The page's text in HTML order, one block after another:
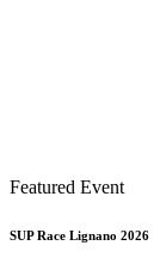
Featured Event
SUP Race Lignano 2026